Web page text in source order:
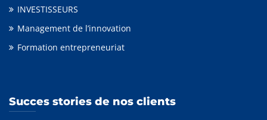
INVESTISSEURS
Management de l’innovation
Formation entrepreneuriat
Succes stories de nos clients